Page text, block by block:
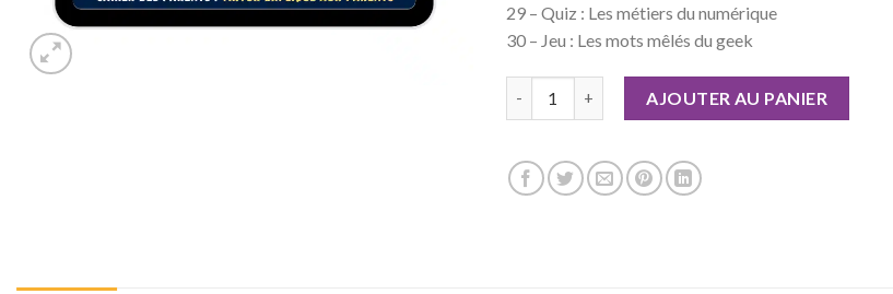
29 – Quiz : Les métiers du numérique
30 – Jeu : Les mots mêlés du geek
AJOUTER AU PANIER